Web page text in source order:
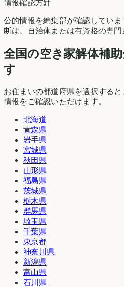
情報確認方針
公的情報を編集部が確認していま
断は、自治体または有資格の専門
全国の空き家解体補
す
お住まいの都道府県を選択する
情報をご確認いただけます。
北海道
青森県
岩手県
宮城県
秋田県
山形県
福島県
茨城県
栃木県
群馬県
埼玉県
千葉県
東京都
神奈川県
新潟県
富山県
石川県